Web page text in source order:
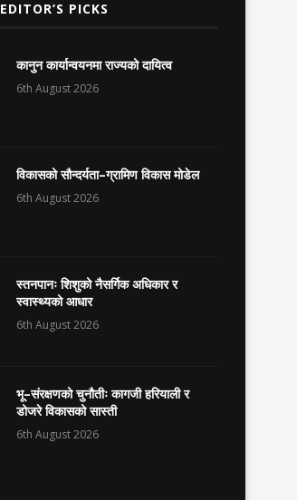
EDITOR’S PICKS
कानुन कार्यान्वयनमा राज्यको दायित्व
6th August 2026
विकासको सौन्दर्यता–ग्रामिण विकास मोडेल
6th August 2026
स्तनपानः शिशुको नैसर्गिक अधिकार र
स्वास्थ्यको आधार
6th August 2026
भू–संरक्षणको चुनौतीः कागजी हरियाली र
डोजरे विकासको सास्ती
6th August 2026